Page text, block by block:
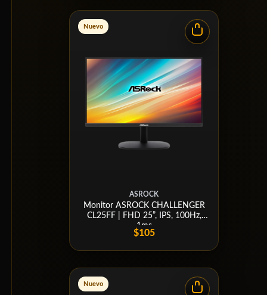
Nuevo
ASROCK
Monitor ASROCK CHALLENGER
CL25FF | FHD 25”, IPS, 100Hz,
1ms
$105
Nuevo